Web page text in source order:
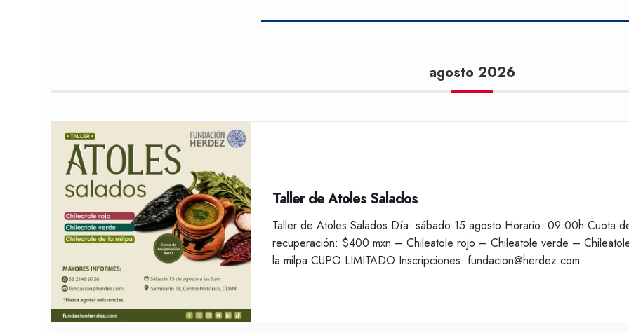
agosto 2026
Taller de Atoles Salados
Taller de Atoles Salados Día: sábado 15 agosto Horario: 09:00h Cuota
recuperación: $400 mxn – Chileatole rojo – Chileatole verde –
la milpa CUPO LIMITADO Inscripciones: fundacion@herdez.com